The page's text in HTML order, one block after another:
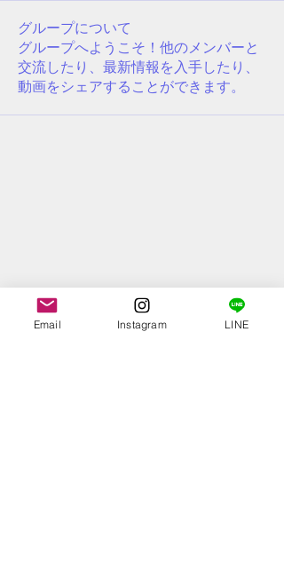
グループについて
グループへようこそ！他のメンバーと
交流したり、最新情報を入手したり、
動画をシェアすることができます。
Email Instagram LINE